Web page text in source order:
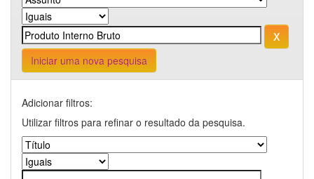
Iniciar uma nova pesquisa
Adicionar filtros:
Utilizar filtros para refinar o resultado da pesquisa.